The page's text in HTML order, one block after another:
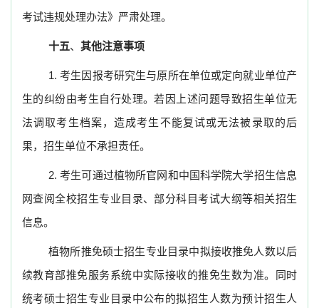
考试违规处理办法》严肃处理。
十五、 其他注意事项
1.考生因报考研究生与原所在单位或定向就业单位产
生的纠纷由考生自行处理。若因上述问题导致招生单位无
法调取考生档案，造成考生不能复试或无法被录取的后
果，招生单位不承担责任。
2.考生可通过植物所官网和中国科学院大学招生信息
网查阅全校招生专业目录、部分科目考试大纲等相关招生
信息。
植物所推免硕士招生专业目录中拟接收推免人数以后
续教育部推免服务系统中实际接收的推免生数为准。同时
统考硕士招生专业目录中公布的拟招生人数为预计招生人